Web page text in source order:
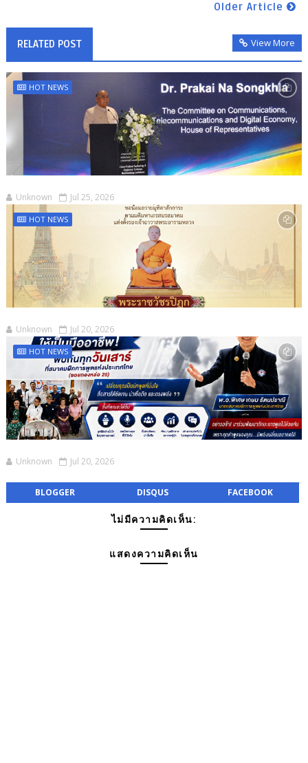
Older Article
RELATED POST View More
HOT NEWS
Unknown Jul 25, 2026
HOT NEWS
Unknown Jul 20, 2026
HOT NEWS
Unknown Jul 20, 2026
BLOGGER DISQUS FACEBOOK
ไม่มีความคิดเห็น:
แสดงความคิดเห็น